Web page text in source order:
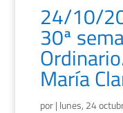
24/10/
30ª
María
por| lunes, 24